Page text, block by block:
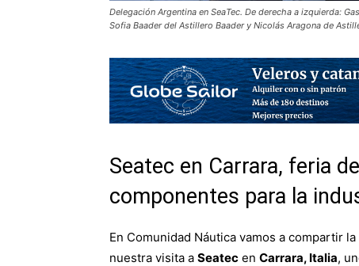
Delegación Argentina en SeaTec. De derecha a izquierda:
Sofia Baader del Astillero Baader y Nicolás Aragona de
Seatec en Carrara, feria
componentes para la
En Comunidad Náutica vamos a compartir
nuestra visita a Seatec en Carrara, Italia,